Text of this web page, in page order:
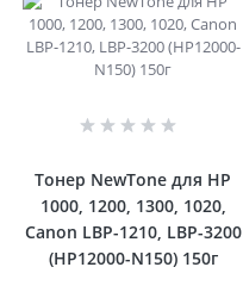
Тонер NewTone для HP
1000, 1200, 1300, 1020,
Canon LBP-1210, LBP-3200
(HP12000-N150) 150г